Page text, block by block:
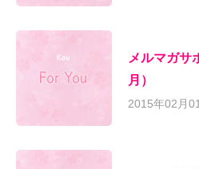
メルマガサ
月）
2015年02月